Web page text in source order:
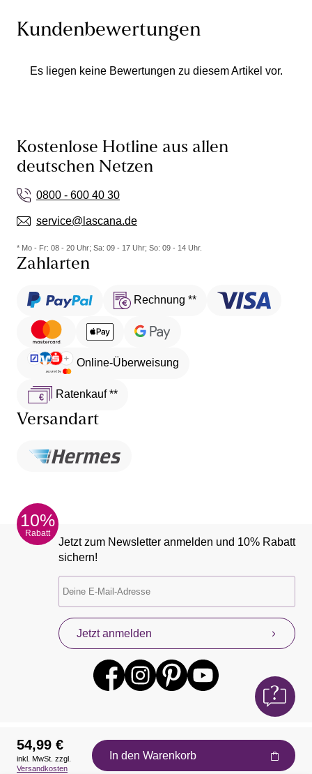
Kundenbewertungen
Es liegen keine Bewertungen zu diesem Artikel vor.
Kostenlose Hotline aus allen
deutschen Netzen
0800 - 600 40 30
service@lascana.de
* Mo - Fr: 08 - 20 Uhr; Sa: 09 - 17 Uhr; So: 09 - 14 Uhr.
Zahlarten
Rechnung **
Online-Überweisung
Ratenkauf **
Versandart
10%
Rabatt
Jetzt zum Newsletter anmelden und 10% Rabatt
sichern!
Jetzt anmelden
Auszeichnungen
54,99 €
inkl. MwSt. zzgl.
Versandkosten
In den Warenkorb